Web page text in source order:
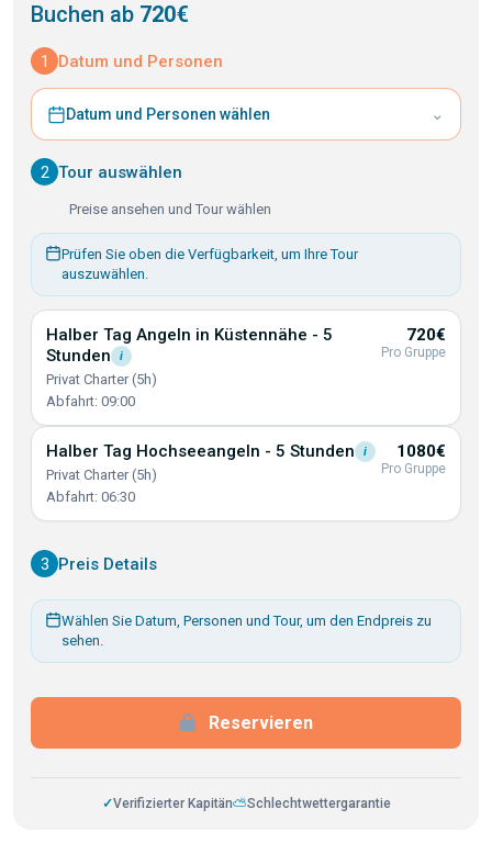
Buchen ab 720€
1 Datum und Personen
Datum und Personen wählen ⌄
2 Tour auswählen
Preise ansehen und Tour wählen
Prüfen Sie oben die Verfügbarkeit, um Ihre Tour
auszuwählen.
Halber Tag Angeln in Küstennähe - 5
Stunden
i
Privat Charter (5h)
Abfahrt: 09:00
720€
Pro Gruppe
Halber Tag Hochseeangeln - 5 Stunden i
Privat Charter (5h)
Abfahrt: 06:30
1080€
Pro Gruppe
3 Preis Details
Wählen Sie Datum, Personen und Tour, um den Endpreis zu
sehen.
Reservieren
✓Verifizierter Kapitän⛅Schlechtwettergarantie